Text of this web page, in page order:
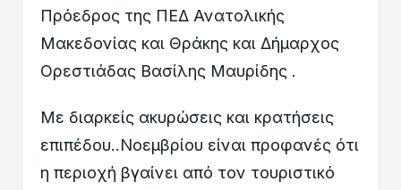
Πρόεδρος της ΠΕΔ Ανατολικής
Μακεδονίας και Θράκης και Δήμαρχος
Ορεστιάδας Βασίλης Μαυρίδης .
Με διαρκείς ακυρώσεις και κρατήσεις
επιπέδου..Νοεμβρίου είναι προφανές ότι
η περιοχή βγαίνει από τον τουριστικό